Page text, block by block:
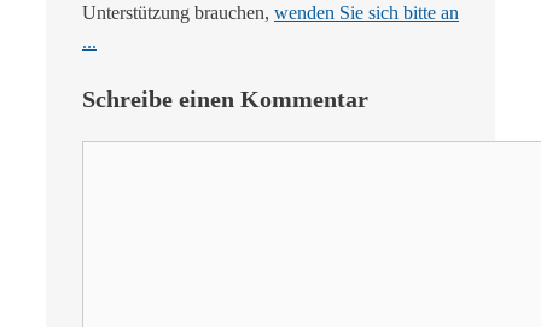
Unterstützung brauchen, wenden Sie sich bitte an
...
Schreibe einen Kommentar